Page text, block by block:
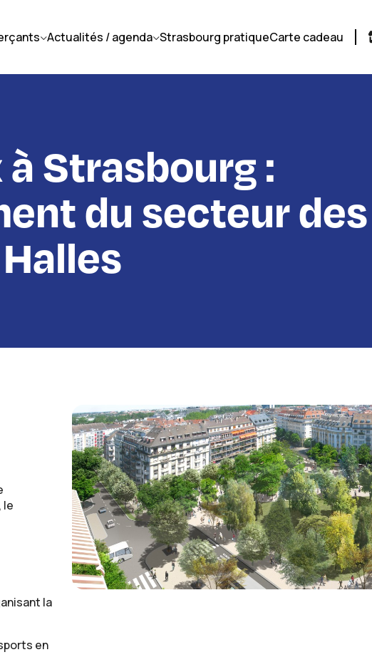
Actualités / agenda Strasbourg pratiqueCarte cadeau
Strasbourg :
du secteur des
Halles
le
la
en